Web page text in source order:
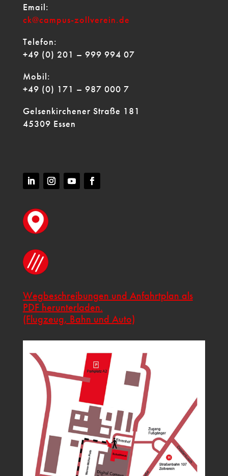
Email:
ck@campus-zollverein.de
Telefon:
+49 (0) 201 – 999 994 07
Mobil:
+49 (0) 171 – 987 000 7
Gelsenkirchener Straße 181
45309 Essen
Wegbeschreibungen und Anfahrtplan als
PDF herunterladen.
(Flugzeug, Bahn und Auto)